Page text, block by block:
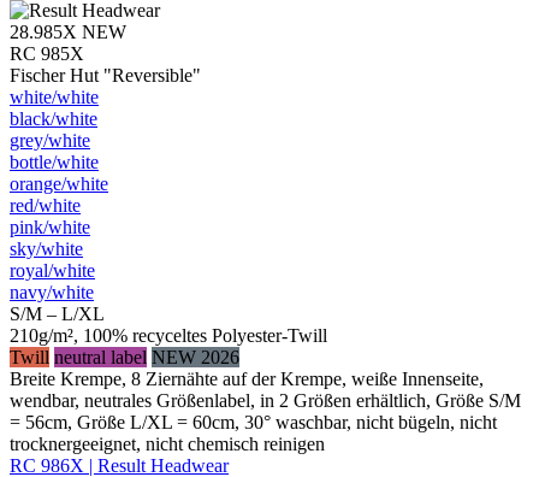
28.985X NEW
RC 985X
Fischer Hut "Reversible"
white/​white
black/​white
grey/​white
bottle/​white
orange/​white
red/​white
pink/​white
sky/​white
royal/​white
navy/​white
S/M – L/XL
210g/m², 100% recyceltes Polyester-Twill
Twill neutral label NEW 2026
Breite Krempe, 8 Ziernähte auf der Krempe, weiße Innenseite,
wendbar, neutrales Größenlabel, in 2 Größen erhältlich, Größe S/M
= 56cm, Größe L/XL = 60cm, 30° waschbar, nicht bügeln, nicht
trocknergeeignet, nicht chemisch reinigen
RC 986X | Result Headwear